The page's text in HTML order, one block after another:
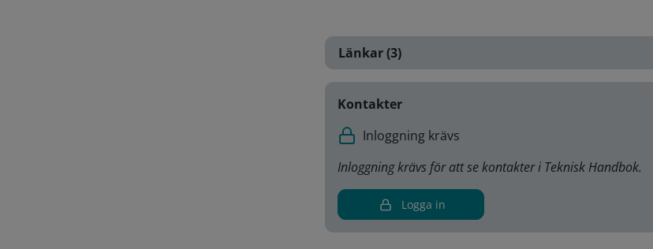
Länkar (3)
Kontakter
Inloggning krävs
Inloggning krävs för att se kontakter i Teknisk Handbok.
Logga in